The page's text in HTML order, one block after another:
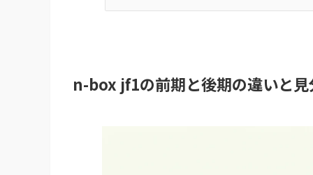
n-box jf1の前期と後期の違いと見